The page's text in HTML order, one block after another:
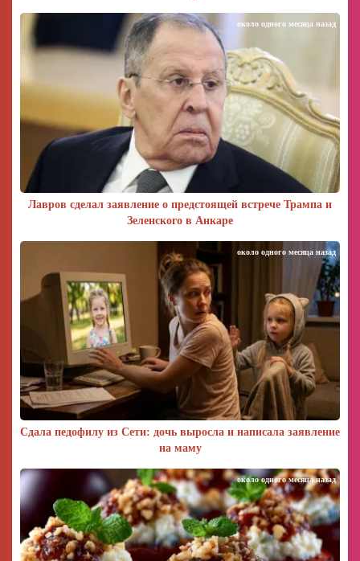
Лавров сделал заявление о предстоящей встрече Трампа и
Зеленского в Анкаре
около одного месяца назад
Сдала педофилу из Сети: дочь выросла и написала заявление
на маму
около одного месяца назад
около одного месяца назад